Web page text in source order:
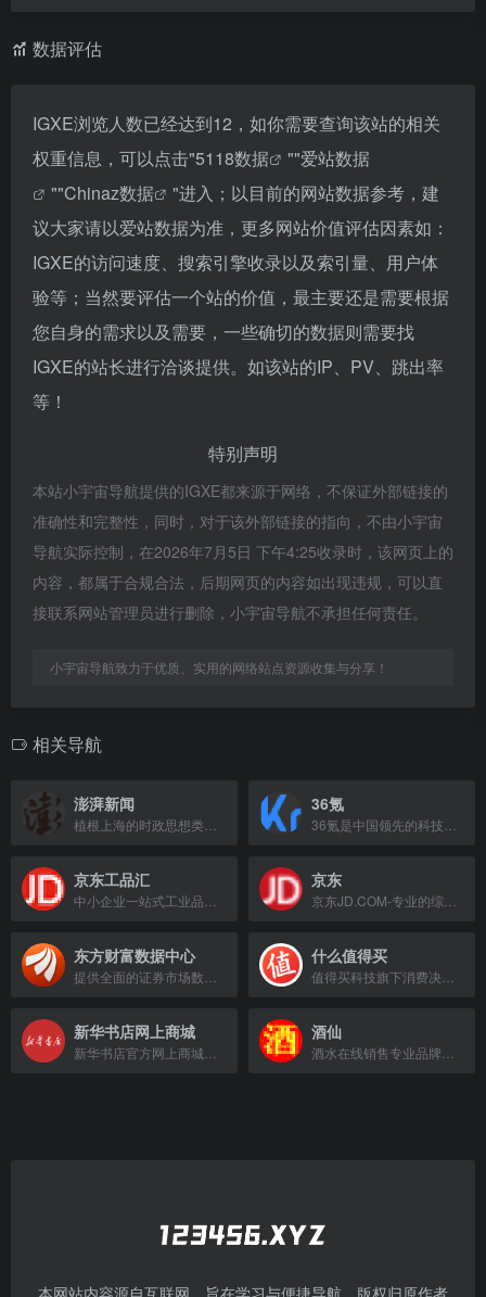
数据评估
IGXE浏览人数已经达到12，如你需要查询该站的相关
权重信息，可以点击"5118数据 ""爱站数据
""Chinaz数据
"进入；以目前的网站数据参考，建
议大家请以爱站数据为准，更多网站价值评估因素如：
IGXE的访问速度、搜索引擎收录以及索引量、用户体
验等；当然要评估一个站的价值，最主要还是需要根据
您自身的需求以及需要，一些确切的数据则需要找
IGXE的站长进行洽谈提供。如该站的IP、PV、跳出率
等！
特别声明
本站小宇宙导航提供的IGXE都来源于网络，不保证外部链接的
准确性和完整性，同时，对于该外部链接的指向，不由小宇宙
导航实际控制，在2026年7月5日 下午4:25收录时，该网页上的
内容，都属于合规合法，后期网页的内容如出现违规，可以直
接联系网站管理员进行删除，小宇宙导航不承担任何责任。
小宇宙导航致力于优质、实用的网络站点资源收集与分享！
相关导航
澎湃新闻 36氪
京东工品汇 京东
东方财富数据中心 什么值得买
新华书店网上商城 酒仙